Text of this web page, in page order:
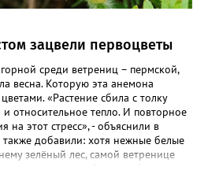
семена в холодильник на два
мелкой корой. Семена
Если иногда срезать
вокруг куртины, лаванда
один секрет – этот символ
почву. Добавляйте в посадочную
хороший дренаж. В первый год
убирать, чтобы силы куста
системы. А со второго года
силу! Фото: Екатерина Бойко,
Обсуждение новости здесь
зацвели первоцветы
среди ветрениц – пермской,
весна. Которую эта анемона
«Растение сбила с толку
относительное тепло. И повторное
на этот стресс», - объяснили в
добавили: хотя нежные белые
зелёный лес, самой ветренице